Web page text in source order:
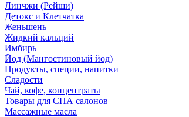
Линчжи (Рейши)
Детокс и Клетчатка
Женьшень
Жидкий кальций
Имбирь
Йод (Мангостиновый йод)
Продукты, специи, напитки
Сладости
Чай, кофе, концентраты
Товары для СПА салонов
Массажные масла